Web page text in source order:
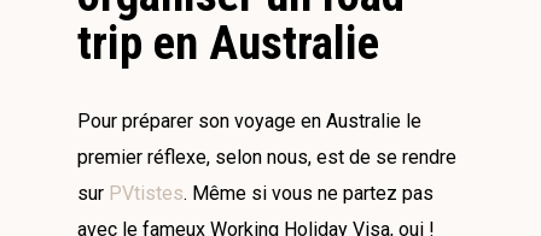
trip en Australie
Pour préparer son voyage en Australie le
premier réflexe, selon nous, est de se rendre
sur PVtistes. Même si vous ne partez pas
avec le fameux Working Holiday Visa, oui !